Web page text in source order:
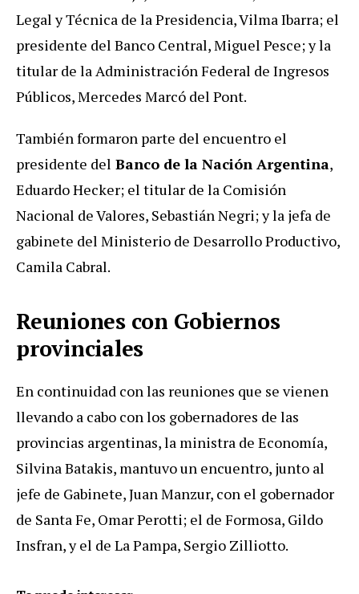
Legal y Técnica de la Presidencia, Vilma Ibarra; el
presidente del Banco Central, Miguel Pesce; y la
titular de la Administración Federal de Ingresos
Públicos, Mercedes Marcó del Pont.
También formaron parte del encuentro el
presidente del Banco de la Nación Argentina,
Eduardo Hecker; el titular de la Comisión
Nacional de Valores, Sebastián Negri; y la jefa de
gabinete del Ministerio de Desarrollo Productivo,
Camila Cabral.
Reuniones con Gobiernos
provinciales
En continuidad con las reuniones que se vienen
llevando a cabo con los gobernadores de las
provincias argentinas, la ministra de Economía,
Silvina Batakis, mantuvo un encuentro, junto al
jefe de Gabinete, Juan Manzur, con el gobernador
de Santa Fe, Omar Perotti; el de Formosa, Gildo
Insfran, y el de La Pampa, Sergio Zilliotto.